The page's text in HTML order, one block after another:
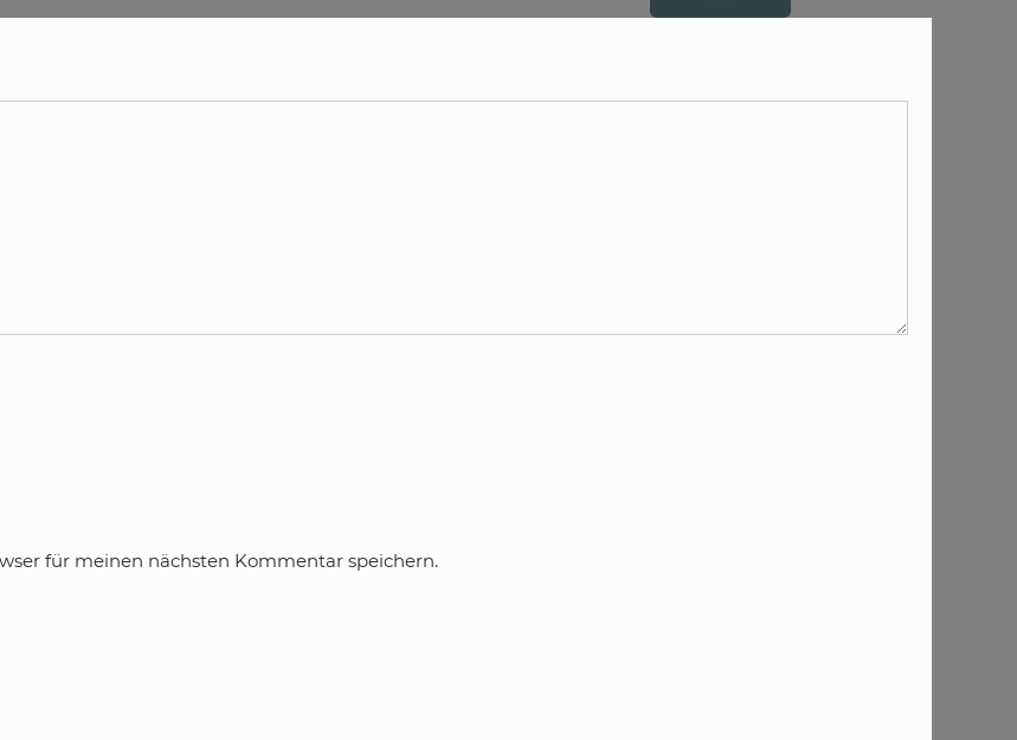
für meinen nächsten Kommentar speichern.